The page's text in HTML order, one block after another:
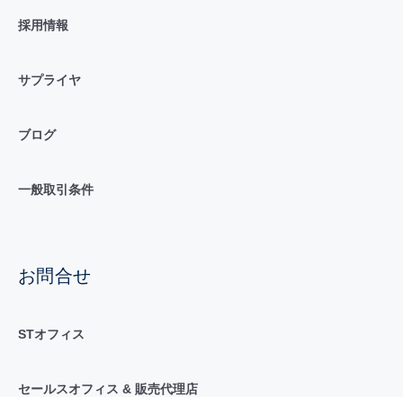
採用情報
サプライヤ
ブログ
一般取引条件
お問合せ
STオフィス
セールスオフィス & 販売代理店